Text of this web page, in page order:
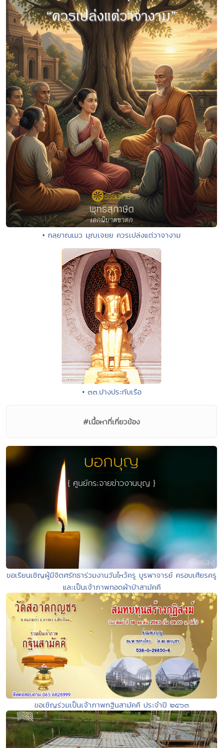
• กลฺยาณเมว มุญฺเจยฺย ควรเปล่งแต่วาจางาม
• ๓๓.ปางประทับเรือ
#เนื้อหาที่เกี่ยวข้อง
ขอเรียนเชิญผู้มีจิตศรัทธาร่วมงานวันไหว้ครู บูรพาจารย์ ครอบเศียรครู
และเป็นเจ้าภาพทอดผ้าป่าสามัคคี
ขอเชิญร่วมเป็นเจ้าภาพกฐินสามัคคี ประจำปี ๒๕๖๓